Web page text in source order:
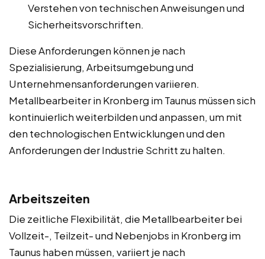
Verstehen von technischen Anweisungen und
Sicherheitsvorschriften.
Diese Anforderungen können je nach
Spezialisierung, Arbeitsumgebung und
Unternehmensanforderungen variieren.
Metallbearbeiter in Kronberg im Taunus müssen sich
kontinuierlich weiterbilden und anpassen, um mit
den technologischen Entwicklungen und den
Anforderungen der Industrie Schritt zu halten.
Arbeitszeiten
Die zeitliche Flexibilität, die Metallbearbeiter bei
Vollzeit-, Teilzeit- und Nebenjobs in Kronberg im
Taunus haben müssen, variiert je nach